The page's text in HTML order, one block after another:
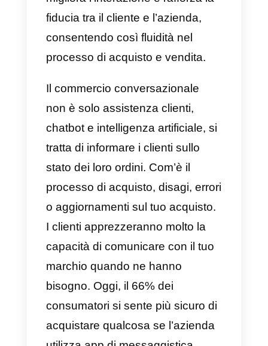
In cosa consiste il
commercio
conversazionale?
Il commercio conversazionale
indica qualsiasi tipo di
conversazione in tempo reale
si verifica tra marchi e clienti su
app di messaggistica , tramite
chatbot, intelligenza artificiale o
persone reali al fine di vendere o
comprare. Questo indubbiamente